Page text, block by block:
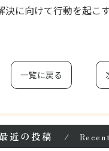
決に向けて行動を起こ
一覧に戻る
最近の投稿